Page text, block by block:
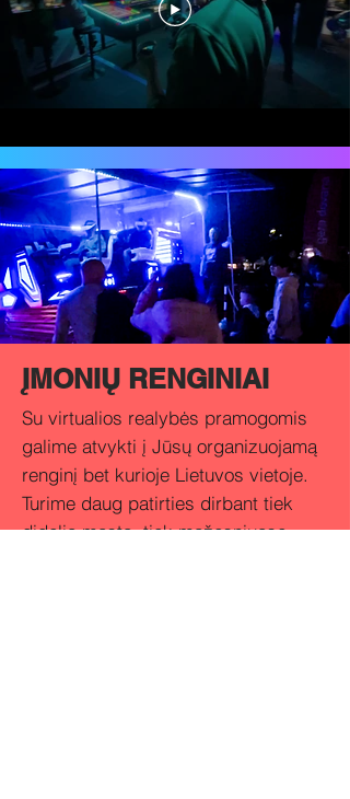
ĮMONIŲ RENGINIAI
Su virtualios realybės pramogomis
galime atvykti į Jūsų organizuojamą
renginį bet kurioje Lietuvos vietoje.
Turime daug patirties dirbant tiek
didelio mąsto, tiek mažesniuose